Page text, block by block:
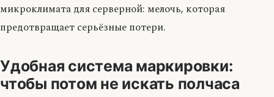
микроклимата для серверной: мелочь, которая
предотвращает серьёзные потери.
Удобная система маркировки:
чтобы потом не искать полчаса